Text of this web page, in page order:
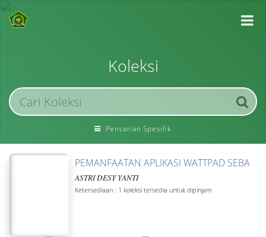
Koleksi
Pencarian Spesifik
PEMANFAATAN APLIKASI WATTPAD
ASTRI DESY YANTI
Ketersediaan : 1 koleksi tersedia untuk dipinjam